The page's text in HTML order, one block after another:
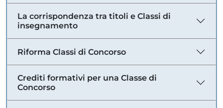
La corrispondenza tra titoli e Classi di
insegnamento
Riforma Classi di Concorso
Crediti formativi per una Classe di
Concorso